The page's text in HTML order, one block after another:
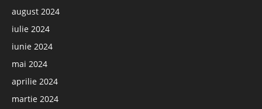
august 2024
iulie 2024
iunie 2024
mai 2024
aprilie 2024
martie 2024